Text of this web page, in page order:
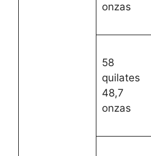
onzas
58
quilates
48,7
onzas